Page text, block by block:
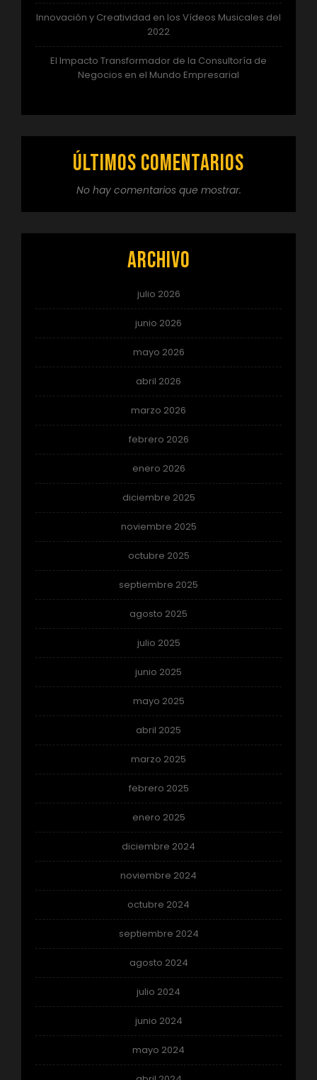
Innovación y Creatividad en los Vídeos Musicales del
2022
El Impacto Transformador de la Consultoría de
Negocios en el Mundo Empresarial
Últimos comentarios
No hay comentarios que mostrar.
Archivo
julio 2026
junio 2026
mayo 2026
abril 2026
marzo 2026
febrero 2026
enero 2026
diciembre 2025
noviembre 2025
octubre 2025
septiembre 2025
agosto 2025
julio 2025
junio 2025
mayo 2025
abril 2025
marzo 2025
febrero 2025
enero 2025
diciembre 2024
noviembre 2024
octubre 2024
septiembre 2024
agosto 2024
julio 2024
junio 2024
mayo 2024